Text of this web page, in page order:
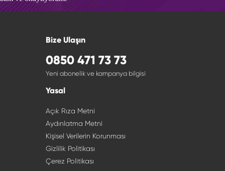
Bize Ulaşın
0850 471 73 73
Yeni abonelik ve kampanya bilgisi
Yasal
Açık Rıza Metni
Aydınlatma Metni
Kişisel Verilerin Korunması
Gizlilik Politikası
Çerez Politikası